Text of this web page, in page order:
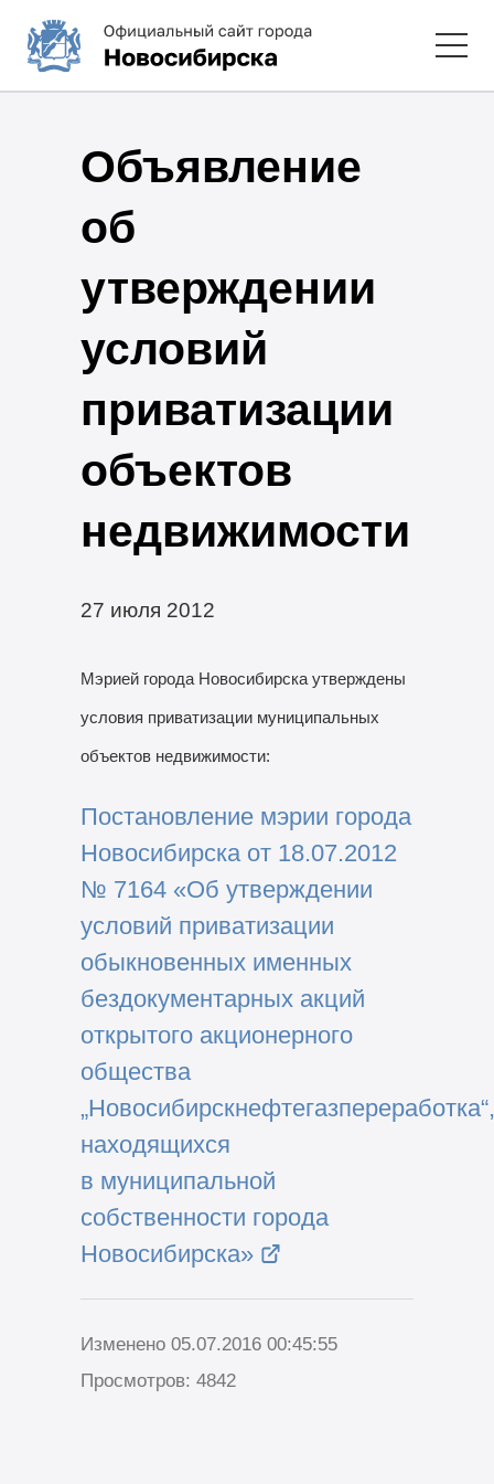
Объявление
об
утверждении
условий
приватизации
объектов
недвижимости
27 июля 2012
Мэрией города Новосибирска утверждены
условия приватизации муниципальных
объектов недвижимости:
Постановление мэрии города
Новосибирска от 18.07.2012
№ 7164 «Об утверждении
условий приватизации
обыкновенных именных
бездокументарных акций
открытого акционерного
общества
„Новосибирскнефтегазпереработка“,
находящихся
в муниципальной
собственности города
Новосибирска»
Изменено 05.07.2016 00:45:55
Просмотров: 4842